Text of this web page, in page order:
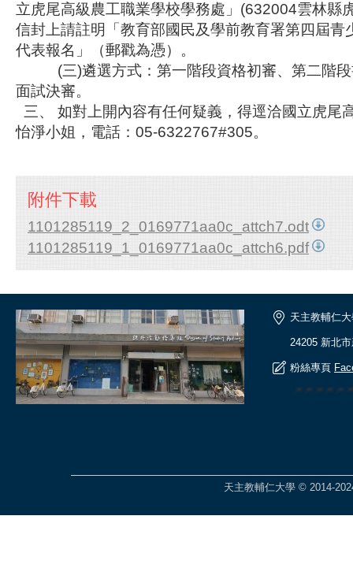
立虎尾高級農工職業學校學務處」(632004雲林縣
信封上請註明「教育部國民及學前教育署第四屆青
代表報名」（郵戳為憑）。
(三)遴選方式：第一階段資格初審、第二階段
面試決審。
三、 如對上開內容有任何疑義，得逕洽國立虎尾
怡淨小姐，電話：05-6322767#305。
附件下載
1101285119_2_0169771aa0c_attch7.odt
1101285119_1_0169771aa0c_attch6.pdf
天主教輔仁
24205 新北
粉絲專頁
天主教輔仁大學 © 2014-